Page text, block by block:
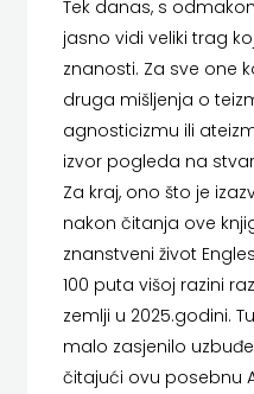
ZRINSKI
KNJIGE
ENGLESKOM
JEZIKU
KNJIŽEVNA
ZAKLADA
Tek danas, s
jasno vidi veliki trag
znanosti. Za sve one
druga mišljenja o
agnosticizmu ili
izvor pogleda na
Za kraj, ono što je
nakon čitanja ove
znanstveni život
100 puta višoj razini
zemlji u 2025.godini.
malo zasjenilo
čitajući ovu posebnu